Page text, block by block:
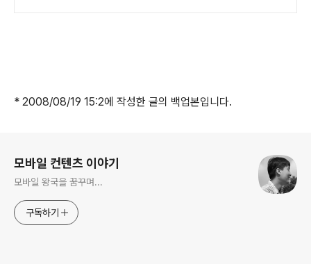
* 2008/08/19 15:2에 작성한 글의 백업본입니다.
모바일 컨텐츠 이야기
모바일 왕국을 꿈꾸며...
구독하기